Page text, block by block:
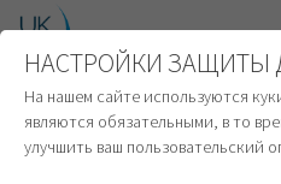
ИНОСТРАННЫЕ ПАЦИЕНТЫ
НАСТРОЙКИ ЗАЩИТЫ
На нашем сайте используются
являются обязательными, в то
улучшить ваш пользовательский